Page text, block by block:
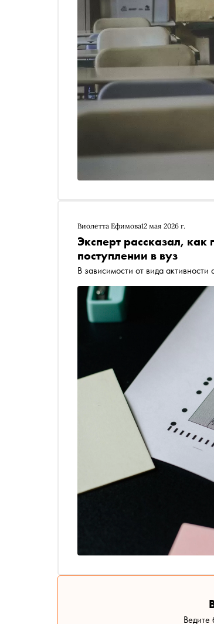
Виолетта Ефимова12 мая 2026 г.
Эксперт рассказал,
поступлении в вуз
В зависимости от вида
Ведите